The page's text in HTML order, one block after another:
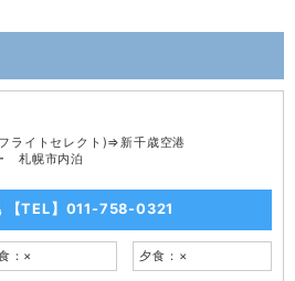
ライトセレクト)⇒新千歳空港
札幌市内泊
【TEL】011-758-0321
：× 夕食：×